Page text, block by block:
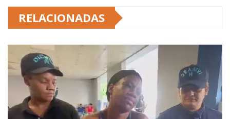
RELACIONADAS